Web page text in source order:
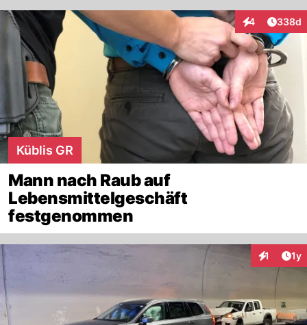
4
Interaktionen
338d
Küblis GR
Mann nach Raub auf
Lebensmittelgeschäft
festgenommen
1 1y